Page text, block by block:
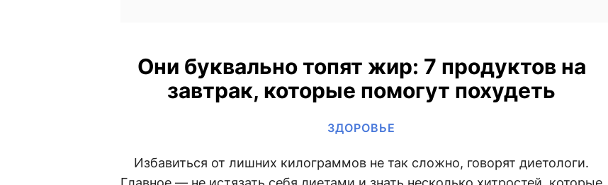
Они буквально топят жир: 7 продуктов на
завтрак, которые помогут похудеть
ЗДОРОВЬЕ
Избавиться от лишних килограммов не так сложно, говорят диетологи.